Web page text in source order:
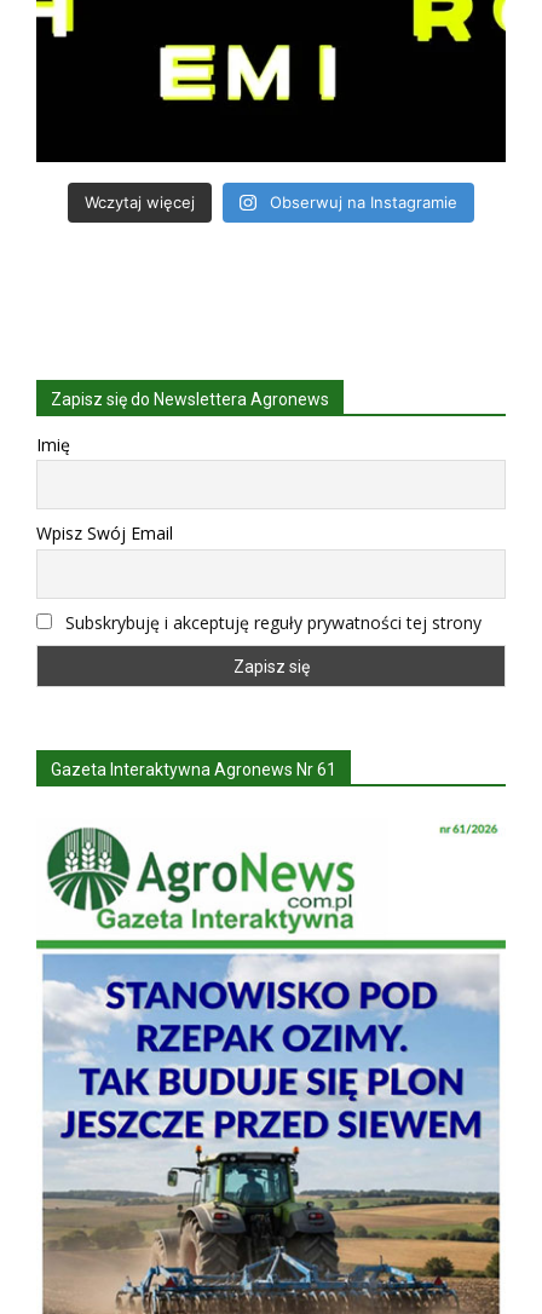
Wczytaj więcej Obserwuj na Instagramie
Zapisz się do Newslettera Agronews
Imię
Wpisz Swój Email
Subskrybuję i akceptuję reguły prywatności tej strony
Gazeta Interaktywna Agronews Nr 61